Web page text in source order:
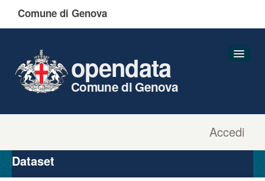
Comune di Genova
Accedi
opendata
Comune di Genova
Organizzazioni
Gruppi
Dataset